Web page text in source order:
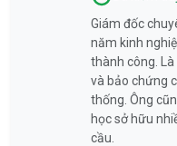
Giám đốc
năm kinh
thành công.
và bảo chứng
thống. Ông
học sở hữu
cầu.